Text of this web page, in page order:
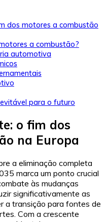
dos motores a combustão
a combustão?
automotiva
para o futuro
o fim dos
na Europa
a eliminação completa
marca um ponto crucial
às mudanças
significativamente as
a transição para fontes de
Com a crescente